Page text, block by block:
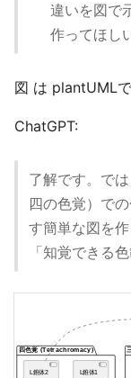
違いを図で
作ってほし
図 は plantUMLで
ChatGPT:
了解です。で
四の色覚）で
す簡単な図を
「知覚できる